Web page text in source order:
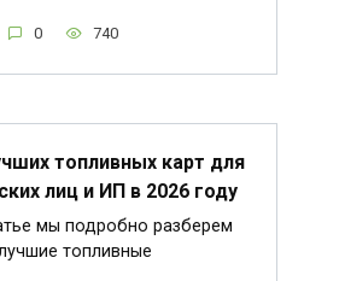
0 740
топливных карт для
лиц и ИП в 2026 году
мы подробно разберем
топливные